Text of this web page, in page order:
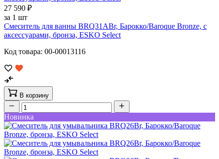
27 590 ₽
за 1 шт
Смеситель для ванны BRQ31ABr, Барокко/Baroque Bronze, с
аксессуарами, бронза, ESKO Select
Код товара: 00-00013116
В корзину
Новинка